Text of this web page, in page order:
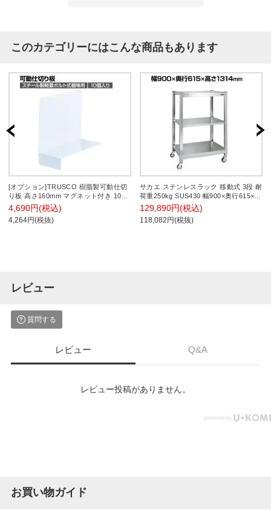
このカテゴリーにはこんな商品もあります
[オプション]TRUSCO 樹脂製可動仕切
り板 高さ160mm マグネット付き 10個
入り 114-5861
4,690円(税込)
4,264円(税抜)
サカエ ステンレスラック 移動式 3段 耐
荷重250kg SUS430 幅900×奥行615×高
さ1314mm SLN-9033RSU4
129,890円(税込)
118,082円(税抜)
レビュー
質問する
レビュー Q&A
レビュー投稿がありません。
お買い物ガイド